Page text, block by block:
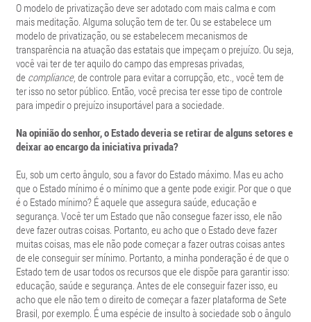
O modelo de privatização deve ser adotado com mais calma e com
mais meditação. Alguma solução tem de ter. Ou se estabelece um
modelo de privatização, ou se estabelecem mecanismos de
transparência na atuação das estatais que impeçam o prejuízo. Ou seja,
você vai ter de ter aquilo do campo das empresas privadas,
de compliance, de controle para evitar a corrupção, etc., você tem de
ter isso no setor público. Então, você precisa ter esse tipo de controle
para impedir o prejuízo insuportável para a sociedade.
Na opinião do senhor, o Estado deveria se retirar de alguns setores e
deixar ao encargo da iniciativa privada?
Eu, sob um certo ângulo, sou a favor do Estado máximo. Mas eu acho
que o Estado mínimo é o mínimo que a gente pode exigir. Por que o que
é o Estado mínimo? É aquele que assegura saúde, educação e
segurança. Você ter um Estado que não consegue fazer isso, ele não
deve fazer outras coisas. Portanto, eu acho que o Estado deve fazer
muitas coisas, mas ele não pode começar a fazer outras coisas antes
de ele conseguir ser mínimo. Portanto, a minha ponderação é de que o
Estado tem de usar todos os recursos que ele dispõe para garantir isso:
educação, saúde e segurança. Antes de ele conseguir fazer isso, eu
acho que ele não tem o direito de começar a fazer plataforma de Sete
Brasil, por exemplo. É uma espécie de insulto à sociedade sob o ângulo